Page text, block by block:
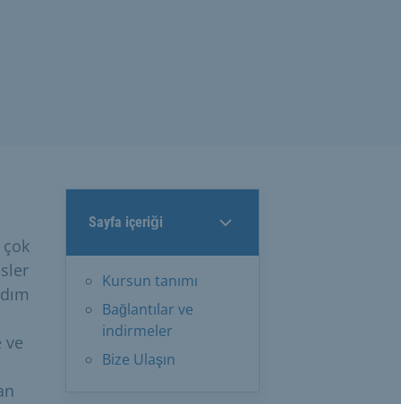
Sayfa içeriği
Kursun tanımı
Bağlantılar ve
indirmeler
Bize Ulaşın
ve